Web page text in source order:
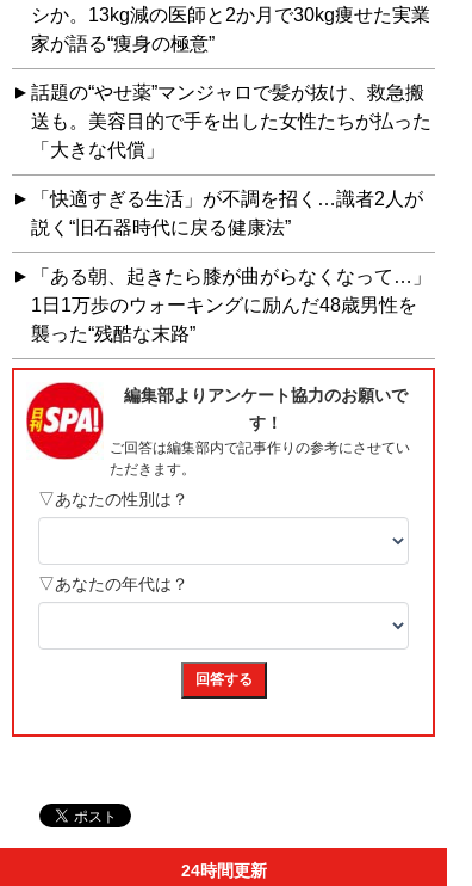
シか。13kg減の医師と2か月で30kg痩せた実業
家が語る“痩身の極意”
話題の“やせ薬”マンジャロで髪が抜け、救急搬
送も。美容目的で手を出した女性たちが払った
「大きな代償」
「快適すぎる生活」が不調を招く…識者2人が
説く“旧石器時代に戻る健康法”
「ある朝、起きたら膝が曲がらなくなって…」
1日1万歩のウォーキングに励んだ48歳男性を
襲った“残酷な末路”
24時間更新